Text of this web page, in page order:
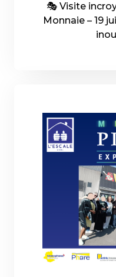
🎭 Visite
Monnaie – 19